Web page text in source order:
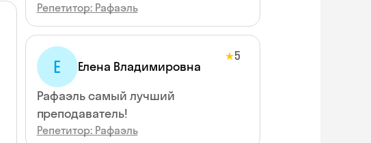
Репетитор: Рафаэль
Е Елена Владимировна
★5
Рафаэль самый лучший
преподаватель!
Репетитор: Рафаэль